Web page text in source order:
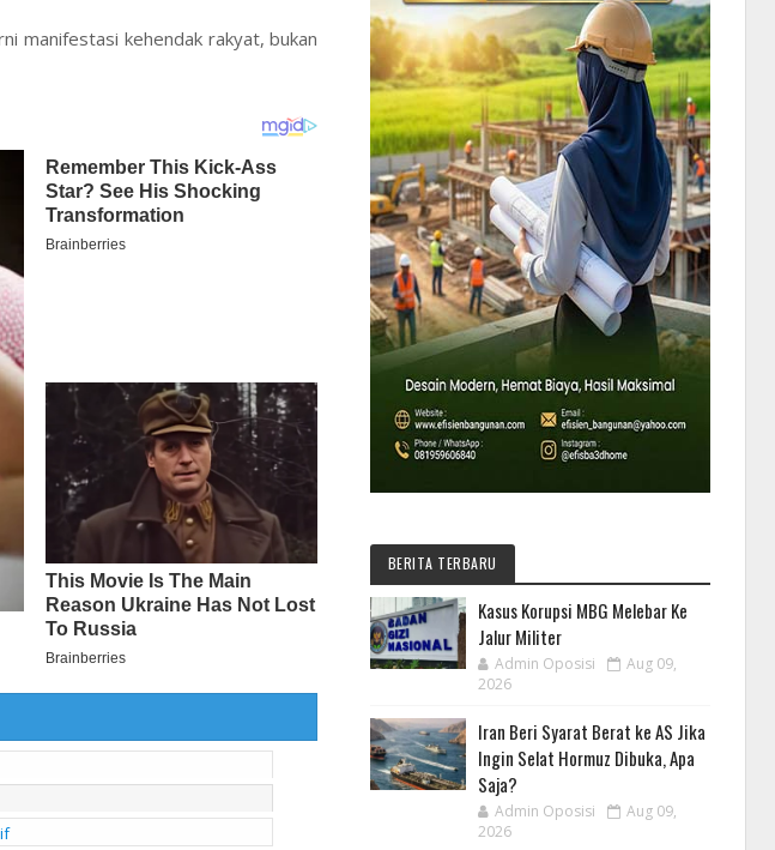
manifestasi kehendak rakyat, bukan
BERITA TERBARU
Kasus Korupsi MBG Melebar Ke
Jalur Militer
Admin Oposisi
Aug 09,
2026
Iran Beri Syarat Berat ke AS Jika
Ingin Selat Hormuz Dibuka, Apa
Saja?
Admin Oposisi
Aug 09,
2026